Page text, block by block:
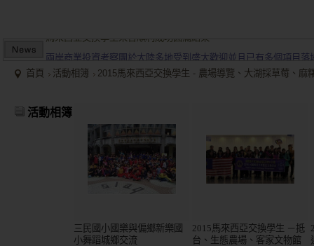
2015/12關懷偏鄉小學，物資順利送達。
兩岸商業投資考察團於大陸多地受到盛大歡迎並且已有多個項目落
首頁 活動相簿 2015馬來西亞交換學生 - 農場導覽、大湖採草莓、麻
活動相簿
三民國小國樂與偏鄉新樂國
小舞蹈城鄉交流
2015馬來西亞交換學生 －抵
台、生態農場、客家文物館